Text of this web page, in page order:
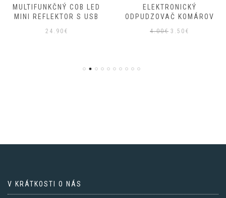
MULTIFUNKČNÝ COB LED
MINI REFLEKTOR S USB
24.90 €
ELEKTRONICKÝ
ODPUDZOVAČ KOMÁROV
4.00€ Pôvodná
3.50 €
V KRÁTKOSTI O NÁS